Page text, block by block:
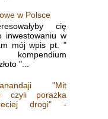
w Polsce
cię
inwestowaniu w
mój wpis pt. "
"...
"Mit
czyli porażka
drogi" -